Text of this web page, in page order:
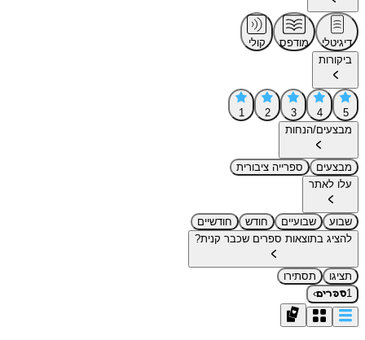
דיגיטלי מודפס
קולי
ביקורות
5
4
3
2
1
מבצעים/הנחות
מבצעים
ספרייה ציבורית
עלו לאתר
שבוע שבועיים חודש
חודשיים
להציג בתוצאות ספרים שכבר קנית?
תציגו
תסתירו
1ספרים›